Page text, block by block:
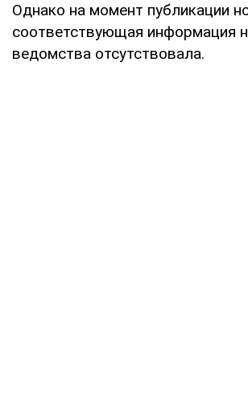
Однако на момент публикации
соответствующая информация
ведомства отсутствовала.